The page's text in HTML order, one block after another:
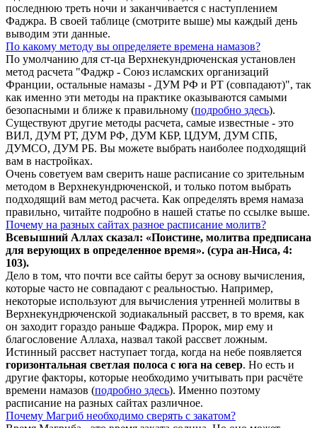
последнюю треть ночи и заканчивается с наступлением
Фаджра. В своей таблице (смотрите выше) мы каждый день
выводим эти данные.
По какому методу вы определяете времена намазов?
По умолчанию для ст-ца Верхнекундрюченская установлен
метод расчета "Фаджр - Союз исламских организаций
Франции, остальные намазы - ДУМ РФ и РТ (совпадают)", так
как именно эти методы на практике оказываются самыми
безопасными и ближе к правильному (подробно здесь).
Существуют другие методы расчета, самые известные - это
ВИЛ, ДУМ РТ, ДУМ РФ, ДУМ КБР, ЦДУМ, ДУМ СПБ,
ДУМСО, ДУМ РБ. Вы можете выбрать наиболее подходящий
вам в настройках.
Очень советуем вам сверить наше расписание со зрительным
методом в Верхнекундрюченской, и только потом выбрать
подходящий вам метод расчета. Как определять время намаза
правильно, читайте подробно в нашей статье по ссылке выше.
Почему на разных сайтах разное расписание молитв?
Всевышний Аллах сказал: «Поистине, молитва предписана
для верующих в определенное время». (сура ан-Ниса, 4:
103).
Дело в том, что почти все сайты берут за основу вычисления,
которые часто не совпадают с реальностью. Например,
некоторые используют для вычисления утренней молитвы в
Верхнекундрюченской зодиакальный рассвет, в то время, как
он заходит гораздо раньше Фаджра. Пророк, мир ему и
благословение Аллаха, назвал такой рассвет ложным.
Истинный рассвет наступает тогда, когда на небе появляется
горизонтальная светлая полоса с юга на север. Но есть и
другие факторы, которые необходимо учитывать при расчёте
времени намазов (подробно здесь). Именно поэтому
расписание на разных сайтах различное.
Почему Магриб необходимо сверять с закатом?